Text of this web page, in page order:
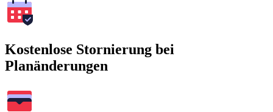
Kostenlose Stornierung bei
Planänderungen